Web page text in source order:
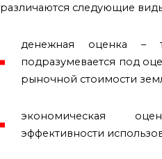
различаются следующие
денежная оценка
подразумевается под
рыночной стоимости
экономическая
эффективности